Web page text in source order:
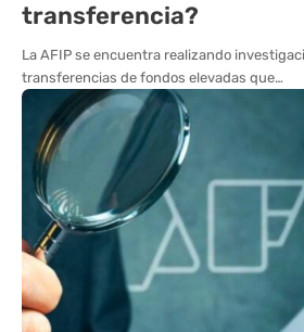
transferencia?
La AFIP se encuentra realizando
transferencias de fondos elevadas que…